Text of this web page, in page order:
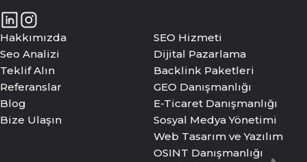
Hakkımızda
Seo Analizi
Teklif Alın
Referanslar
Blog
Bize Ulaşın
SEO Hizmeti
Dijital Pazarlama
Backlink Paketleri
GEO Danışmanlığı
E-Ticaret Danışmanlığı
Sosyal Medya Yönetimi
Web Tasarım ve Yazılım
OSINT Danışmanlığı